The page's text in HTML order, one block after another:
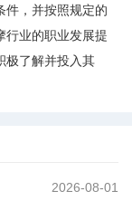
件，并按照规定的
行业的职业发展提
极了解并投入其
2026-08-01